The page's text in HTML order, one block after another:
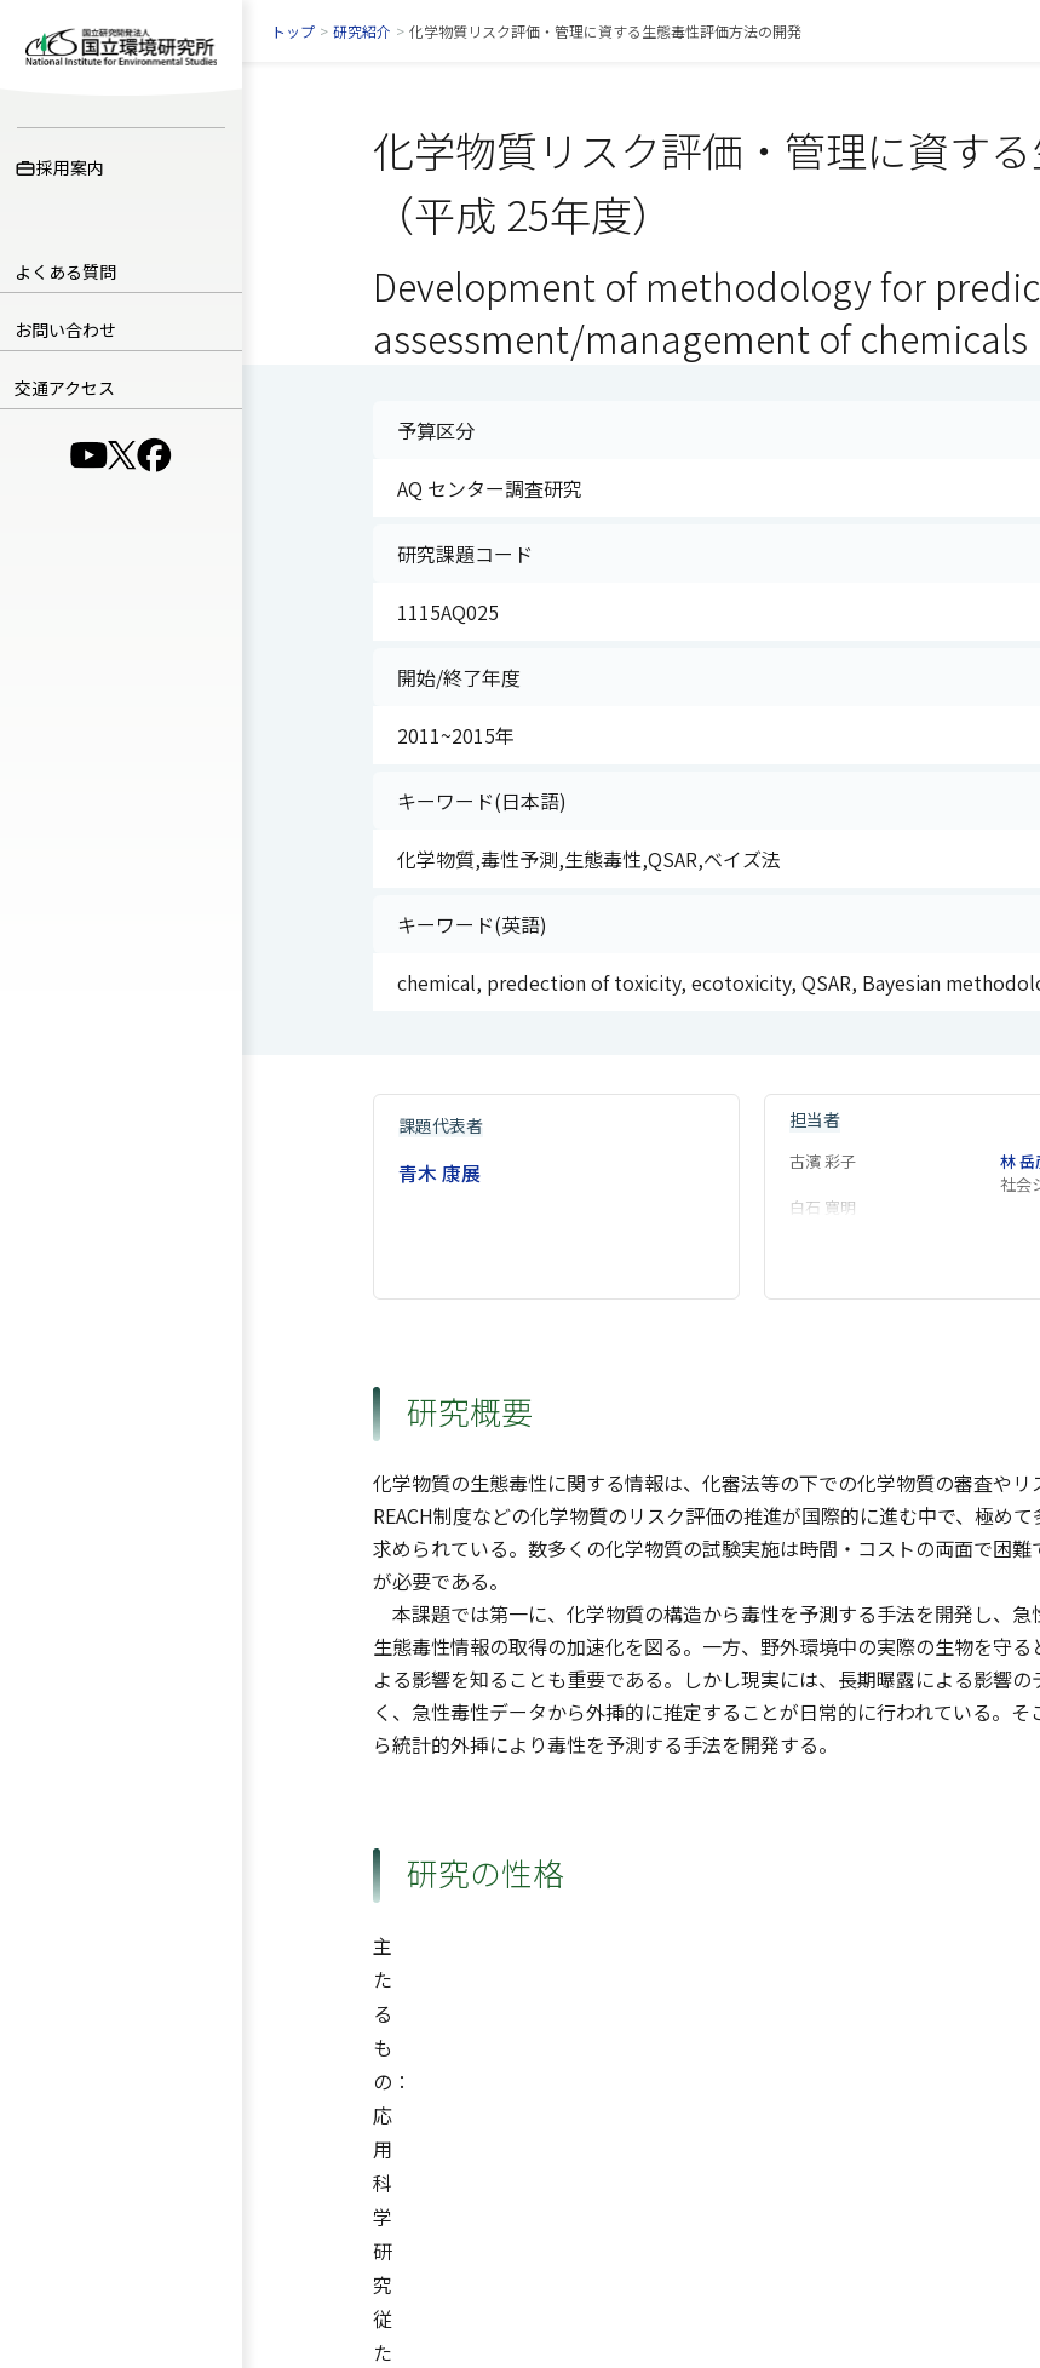
採用案内
よくある質問
お問い合わせ
交通アクセス
（別ウインドウで開きます）
（別ウインドウで開きます）
（別ウインドウで開きます）
トップ > 研究紹介 > 化学物質リスク評価・管理に資する生態毒性評価方法の開発
化学物質リスク評価・管理に資す
（平成 25年度）
Development of methodology for
assessment/management of chemicals
予算区分
AQ センター調査研究
研究課題コード
1115AQ025
開始/終了年度
2011~2015年
キーワード(日本語)
化学物質,毒性予測,生態毒性,QSAR,ベイズ法
キーワード(英語)
chemical, predection of toxicity, ecotoxicity, QSAR, Bayesian
課題代表者
青木 康展
担当者
古濱 彩子
林 岳
社会
白石 寛明
研究概要
化学物質の生態毒性に関する情報は、化審法等の下での化学物質の審査やリ
REACH制度などの化学物質のリスク評価の推進が国際的に進む中で、極め
求められている。数多くの化学物質の試験実施は時間・コストの両面で困
が必要である。
本課題では第一に、化学物質の構造から毒性を予測する手法を開発し、
生態毒性情報の取得の加速化を図る。一方、野外環境中の実際の生物を守
よる影響を知ることも重要である。しかし現実には、長期曝露による影響
く、急性毒性データから外挿的に推定することが日常的に行われている。
ら統計的外挿により毒性を予測する手法を開発する。
研究の性格
主
た
る
も
の：
応
用
科
学
研
究
従
た